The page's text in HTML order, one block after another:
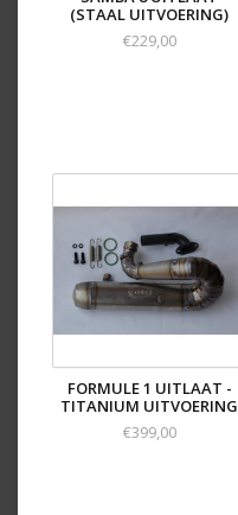
(STAAL UITVOERING)
€229,00
FORMULE 1 UITLAAT -
TITANIUM UITVOERING
€399,00